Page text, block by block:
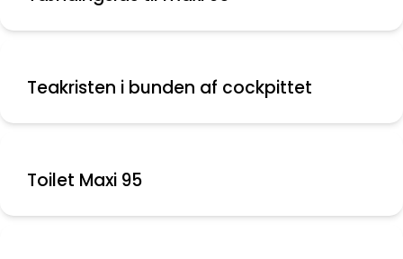
Teakristen i bunden af cockpittet
Toilet Maxi 95